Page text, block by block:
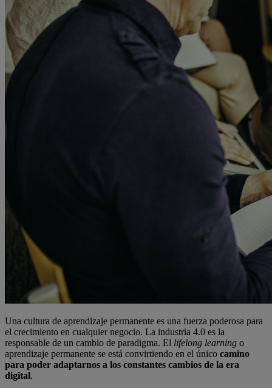
Una cultura de aprendizaje permanente es una fuerza poderosa para
el crecimiento en cualquier negocio. La industria 4.0 es la
responsable de un cambio de paradigma. El lifelong learning o
aprendizaje permanente se está convirtiendo en el único camino
para poder adaptarnos a los constantes cambios de la era
digital.